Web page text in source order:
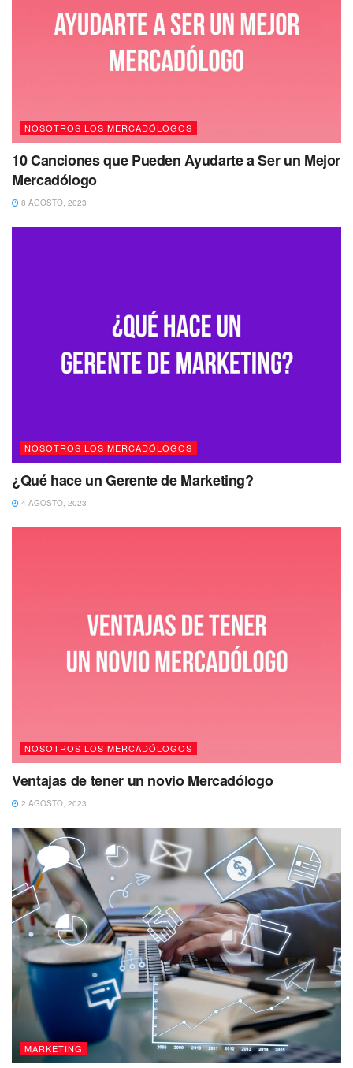
NOSOTROS LOS MERCADÓLOGOS
10 Canciones que Pueden Ayudarte a Ser un Mejor
Mercadólogo
8 AGOSTO, 2023
NOSOTROS LOS MERCADÓLOGOS
¿Qué hace un Gerente de Marketing?
4 AGOSTO, 2023
NOSOTROS LOS MERCADÓLOGOS
Ventajas de tener un novio Mercadólogo
2 AGOSTO, 2023
MARKETING